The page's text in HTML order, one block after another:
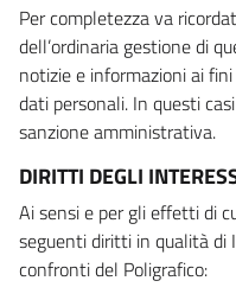
Per completezza va
dell’ordinaria gestione di
notizie e informazioni ai
dati personali. In questi
sanzione amministrativa.
DIRITTI DEGLI
Ai sensi e per gli effetti di
seguenti diritti in qualità di
confronti del Poligrafico: